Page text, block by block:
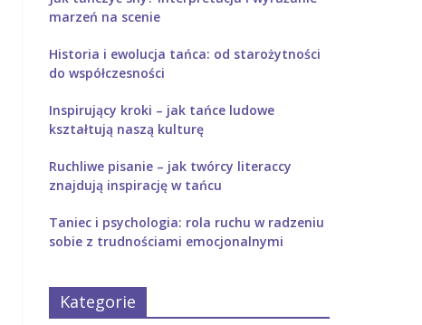
marzeń na scenie
Historia i ewolucja tańca: od starożytności
do współczesności
Inspirujący kroki – jak tańce ludowe
kształtują naszą kulturę
Ruchliwe pisanie – jak twórcy literaccy
znajdują inspirację w tańcu
Taniec i psychologia: rola ruchu w radzeniu
sobie z trudnościami emocjonalnymi
Kategorie